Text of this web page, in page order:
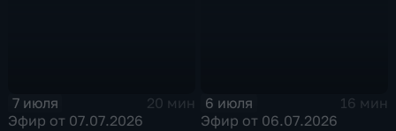
7 июля
20 мин
Эфир от 07.07.2026
6 июля
16 мин
Эфир от 06.07.2026